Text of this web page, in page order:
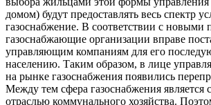
домом) будут предоставлять весь спектр
газоснабжение. В соответствии с новыми
газоснабжающие организации вправе
управляющим компаниям для его
населению. Таким образом, в лице
на рынке газоснабжения появились
Между тем сфера газоснабжения является
отраслью коммунального хозяйства.